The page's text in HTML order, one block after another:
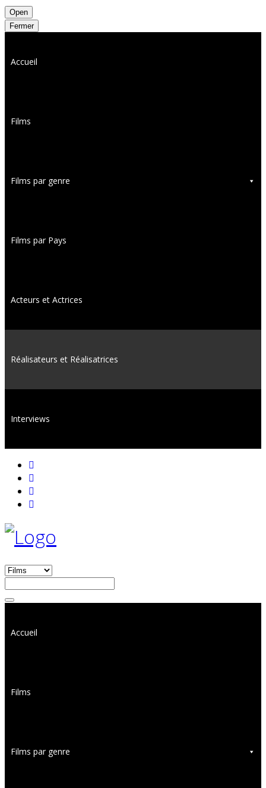
Open
Fermer
Accueil
Films
Films par genre
Films par Pays
Acteurs et Actrices
Réalisateurs et Réalisatrices
Interviews
Accueil
Films
Films par genre